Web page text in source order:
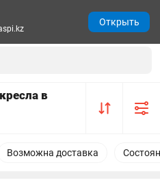
в
Возможна доставка
Открыть